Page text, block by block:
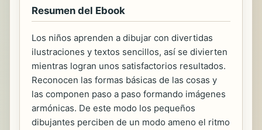
Resumen del Ebook
Los niños aprenden a dibujar con divertidas
ilustraciones y textos sencillos, así se divierten
mientras logran unos satisfactorios resultados.
Reconocen las formas básicas de las cosas y
las componen paso a paso formando imágenes
armónicas. De este modo los pequeños
dibujantes perciben de un modo ameno el ritmo